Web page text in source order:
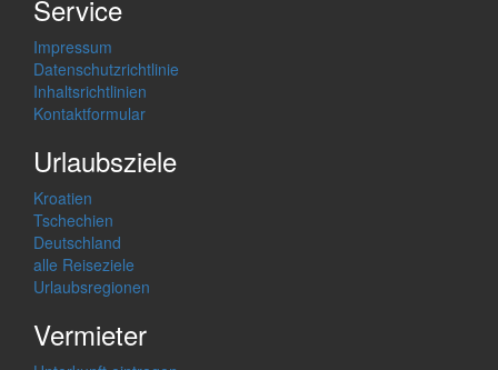
Service
Impressum
Datenschutzrichtlinie
Inhaltsrichtlinien
Kontaktformular
Urlaubsziele
Kroatien
Tschechien
Deutschland
alle Reiseziele
Urlaubsregionen
Vermieter